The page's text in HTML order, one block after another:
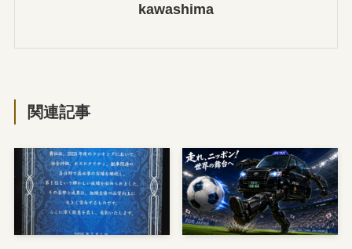
kawashima
関連記事